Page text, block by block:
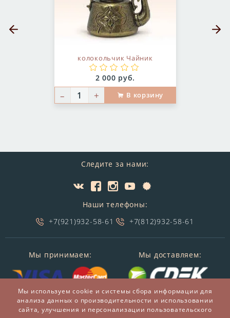
колокольчик Чайник
Цена:
2 000 руб.
– + В корзину
Предыдущий слайд
Следите за нами:
Наши телефоны:
+7(921)932-58-61
+7(812)932-58-61
Мы принимаем: Мы доставляем:
Мы используем cookie и системы сбора информации для
анализа данных о производительности и использовании
сайта, улучшения и персонализации пользовательского